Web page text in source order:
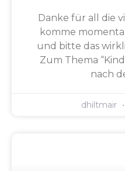
Danke für all die
komme
und bitte das
Zum Thema
nach
dhiltmair